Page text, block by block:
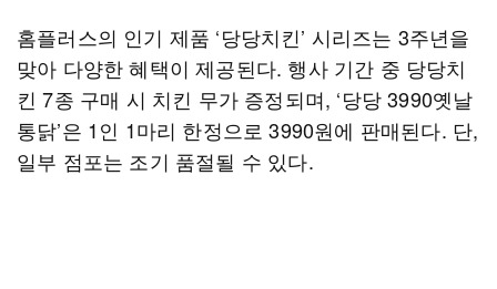
홈플러스의 인기 제품 ‘당당치킨’ 시리즈는 3주년을
맞아 다양한 혜택이 제공된다. 행사 기간 중 당당치
킨 7종 구매 시 치킨 무가 증정되며, ‘당당 3990옛날
통닭’은 1인 1마리 한정으로 3990원에 판매된다. 단,
일부 점포는 조기 품절될 수 있다.